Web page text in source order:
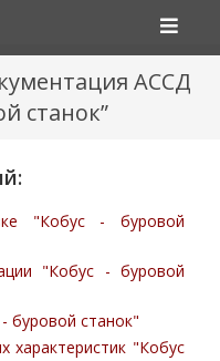
АССД
станок”
"Кобус - буровой
"Кобус - буровой
буровой станок"
характеристик "Кобус